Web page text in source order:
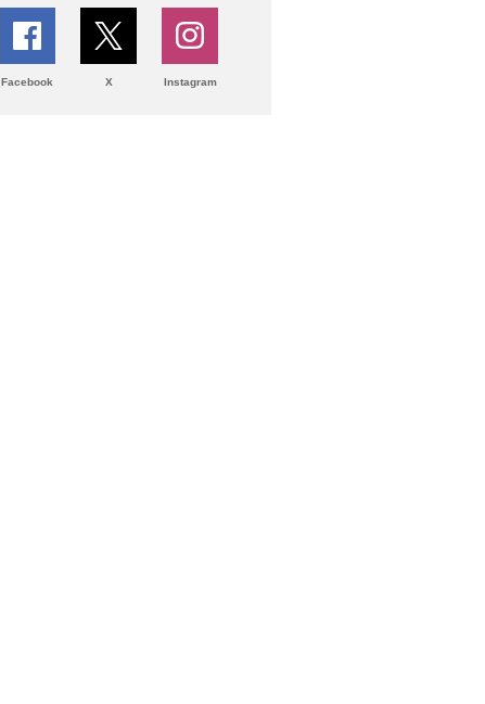
Facebook X Instagram